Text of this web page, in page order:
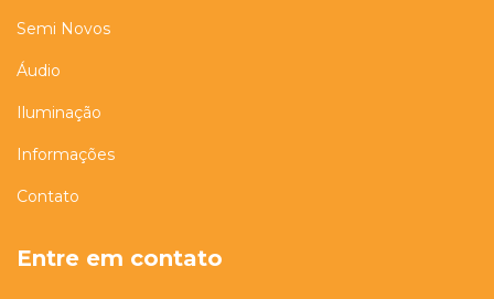
Semi Novos
Áudio
Iluminação
Informações
Contato
Entre em contato